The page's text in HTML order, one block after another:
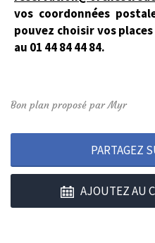
vos coordonnées
pouvez choisir vos
au 01 44 84 44 84.
Bon plan proposé par Myr
PARTAGEZ
AJOUTEZ AU